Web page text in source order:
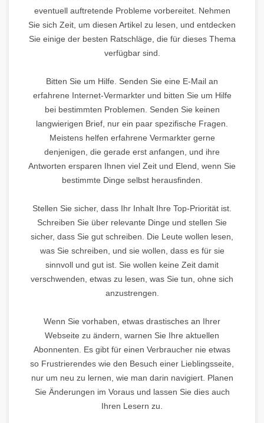
eventuell auftretende Probleme vorbereitet. Nehmen
Sie sich Zeit, um diesen Artikel zu lesen, und entdecken
Sie einige der besten Ratschläge, die für dieses Thema
verfügbar sind.
Bitten Sie um Hilfe. Senden Sie eine E-Mail an
erfahrene Internet-Vermarkter und bitten Sie um Hilfe
bei bestimmten Problemen. Senden Sie keinen
langwierigen Brief, nur ein paar spezifische Fragen.
Meistens helfen erfahrene Vermarkter gerne
denjenigen, die gerade erst anfangen, und ihre
Antworten ersparen Ihnen viel Zeit und Elend, wenn Sie
bestimmte Dinge selbst herausfinden.
Stellen Sie sicher, dass Ihr Inhalt Ihre Top-Priorität ist.
Schreiben Sie über relevante Dinge und stellen Sie
sicher, dass Sie gut schreiben. Die Leute wollen lesen,
was Sie schreiben, und sie wollen, dass es für sie
sinnvoll und gut ist. Sie wollen keine Zeit damit
verschwenden, etwas zu lesen, was Sie tun, ohne sich
anzustrengen.
Wenn Sie vorhaben, etwas drastisches an Ihrer
Webseite zu ändern, warnen Sie Ihre aktuellen
Abonnenten. Es gibt für einen Verbraucher nie etwas
so Frustrierendes wie den Besuch einer Lieblingsseite,
nur um neu zu lernen, wie man darin navigiert. Planen
Sie Änderungen im Voraus und lassen Sie dies auch
Ihren Lesern zu.